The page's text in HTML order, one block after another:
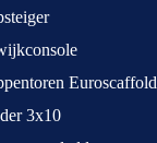
Euroscaffold
3x10